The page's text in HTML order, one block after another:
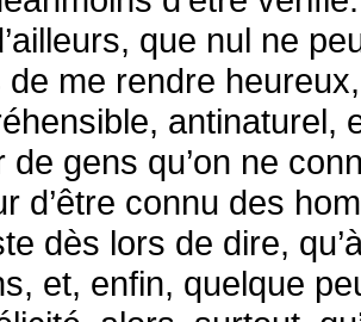
que nul ne
de me rendre
antinaturel,
de gens qu’on ne
d’être connu des
dès lors de dire,
et, enfin, quelque